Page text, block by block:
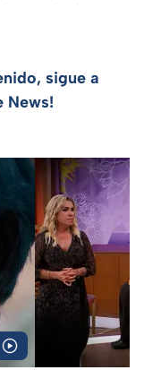
sigue a
News!